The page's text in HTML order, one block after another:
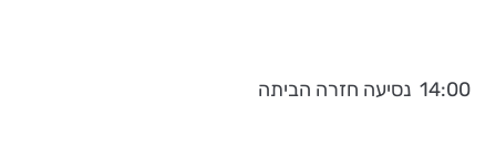
14:00 נסיעה חזרה הביתה